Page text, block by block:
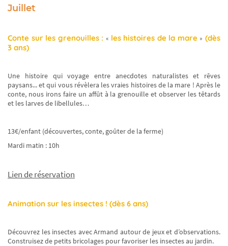
Juillet
Conte sur les grenouilles : « les histoires de la mare » (dès
3 ans)
Une histoire qui voyage entre anecdotes naturalistes et rêves
paysans... et qui vous révèlera les vraies histoires de la mare ! Après le
conte, nous irons faire un affût à la grenouille et observer les têtards
et les larves de libellules…
13€/enfant (découvertes, conte, goûter de la ferme)
Mardi matin : 10h
Lien de réservation
Animation sur les insectes ! (dès 6 ans)
Découvrez les insectes avec Armand autour de jeux et d’observations.
Construisez de petits bricolages pour favoriser les insectes au jardin.